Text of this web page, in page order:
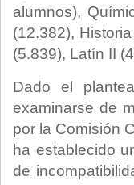
alumnos),
(12.382),
(5.839), Latín II
Dado el
examinarse de
por la Comisión
ha establecido
de